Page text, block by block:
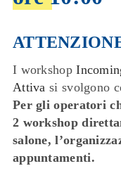
I workshop
Attiva si svolgono
Per gli operatori
2 workshop
salone,
appuntamenti.